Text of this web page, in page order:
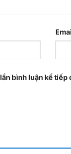
bình luận kế tiếp